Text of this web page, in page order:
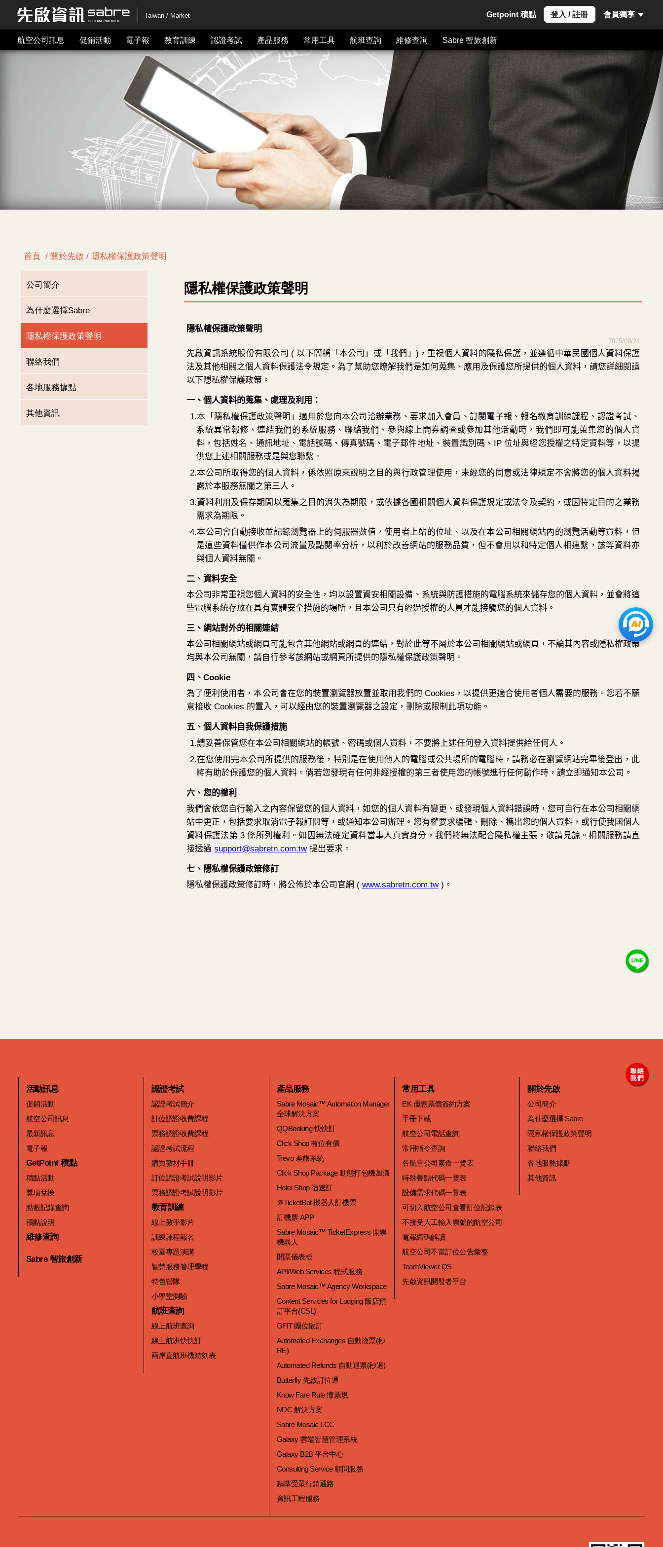
Taiwan / Market 會員獨享
登入 /註冊
Getpoint 積點
航空公司訊息 促銷活動 電子報 教育訓練 認證考試 產品服務 常用工具 航班查詢 維修查詢 Sabre 智旅創新
首頁 / 關於先啟 / 隱私權保護政策聲明
公司簡介
為什麼選擇Sabre
隱私權保護政策聲明
聯絡我們
各地服務據點
其他資訊
隱私權保護政策聲明
活動訊息
促銷活動
航空公司訊息
最新訊息
電子報
GetPoint 積點
積點活動
獎項兌換
點數記錄查詢
積點說明
維修查詢
Sabre 智旅創新
認證考試
認證考試簡介
訂位認證收費課程
票務認證收費課程
認證考試流程
購買教材手冊
訂位認證考試說明影片
票務認證考試說明影片
教育訓練
線上教學影片
訓練課程報名
校園專題演講
智慧服務管理學程
特色營隊
小學堂測驗
航班查詢
線上航班查詢
線上航班快快訂
兩岸直航班機時刻表
產品服務
Sabre Mosaic™ Automation Manager
全球解決方案
QQBooking 快快訂
Click Shop 有位有價
Trevo 差旅系統
Click Shop Package 動態打包機加酒
Hotel Shop 宿速訂
＠TicketBot 機器人訂機票
訂機票 APP
Sabre Mosaic™ TicketExpress 開票
機器人
開票儀表板
API/Web Services 程式服務
Sabre Mosaic™ Agency Workspace
Content Services for Lodging 飯店預
訂平台(CSL)
GFIT 團位散訂
Automated Exchanges 自動換票(秒
RE)
Automated Refunds 自動退票(秒退)
Butterfly 先啟訂位通
Know Fare Rule 懂票規
NDC 解決方案
Sabre Mosaic LCC
Galaxy 雲端智慧管理系統
Galaxy B2B 平台中心
Consulting Service 顧問服務
精準受眾行銷通路
資訊工程服務
常用工具
EK 優惠票價簽約方案
手冊下載
航空公司電話查詢
常用指令查詢
各航空公司素食一覽表
特殊餐點代碼一覽表
設備需求代碼一覽表
可切入航空公司查看訂位記錄表
不接受人工輸入票號的航空公司
電報縮碼解讀
航空公司不當訂位公告彙整
TeamViewer QS
先啟資訊開發者平台
關於先啟
公司簡介
為什麼選擇 Sabre
隱私權保護政策聲明
聯絡我們
各地服務據點
其他資訊